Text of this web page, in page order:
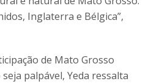
Inglaterra e Bélgica”,
de Mato Grosso
palpável, Yeda ressalta